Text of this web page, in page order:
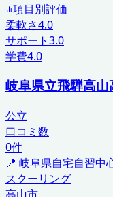
項目別評価
柔軟さ4.0
サポート3.0
学費4.0
岐阜県立飛騨高山
公立
口コミ数
0件
📍 岐阜県自宅自習中
スクーリング